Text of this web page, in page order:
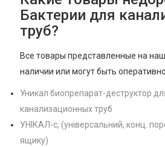
и обслуживание домашней
ассортимента не вызывает коррозии
канализационных труб. Пользуясь
канализационных труб вы экономите
Поспешите заказать в опт или
который очень прост в использовании
zhyvazemlia.com. Остались вопросы?
менеджером магазина онлайн с
Бактерии для
труб?
Все товары представленные на
наличии или могут быть
Уникал биопрепарат-деструктор
канализационных труб
УНІКАЛ-с, (універсальний, конц.
ящику)